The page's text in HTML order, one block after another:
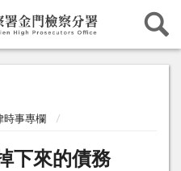
時事專欄
下來的債務